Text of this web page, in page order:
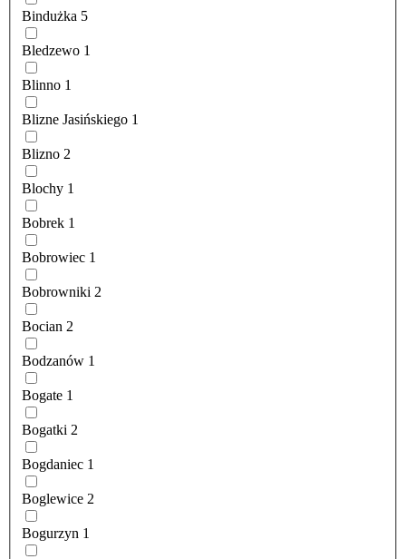
Bindużka 5
Bledzewo 1
Blinno 1
Blizne Jasińskiego 1
Blizno 2
Blochy 1
Bobrek 1
Bobrowiec 1
Bobrowniki 2
Bocian 2
Bodzanów 1
Bogate 1
Bogatki 2
Bogdaniec 1
Boglewice 2
Bogurzyn 1